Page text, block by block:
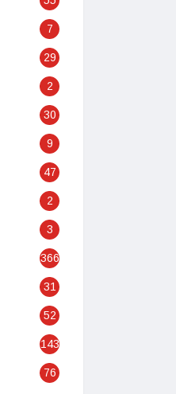
7
29
2
30
9
47
2
3
366
31
52
143
76